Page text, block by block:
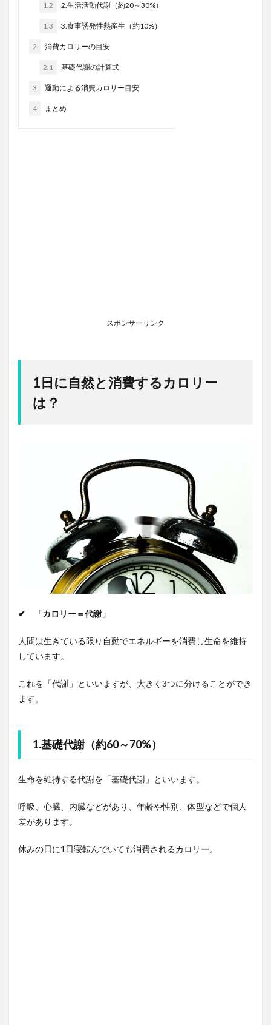
1.2 2.生活活動代謝（約20～30%）
1.3 3.食事誘発性熱産生（約10%）
2 消費カロリーの目安
2.1 基礎代謝の計算式
3 運動による消費カロリー目安
4 まとめ
スポンサーリンク
1日に自然と消費するカロリー
は？
✔ 「カロリー＝代謝」
人間は生きている限り自動でエネルギーを消費し生命を維持
しています。
これを「代謝」といいますが、大きく3つに分けることができ
ます。
1.基礎代謝（約60～70%）
生命を維持する代謝を「基礎代謝」といいます。
呼吸、心臓、内臓などがあり、年齢や性別、体型などで個人
差があります。
休みの日に1日寝転んでいても消費されるカロリー。